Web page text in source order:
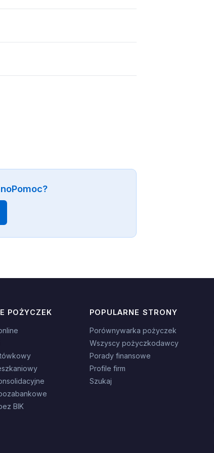
POŻYCZEK
BIK
POPULARNE STRONY
Porównywarka pożyczek
Wszyscy pożyczkodawcy
Porady finansowe
Profile firm
Szukaj